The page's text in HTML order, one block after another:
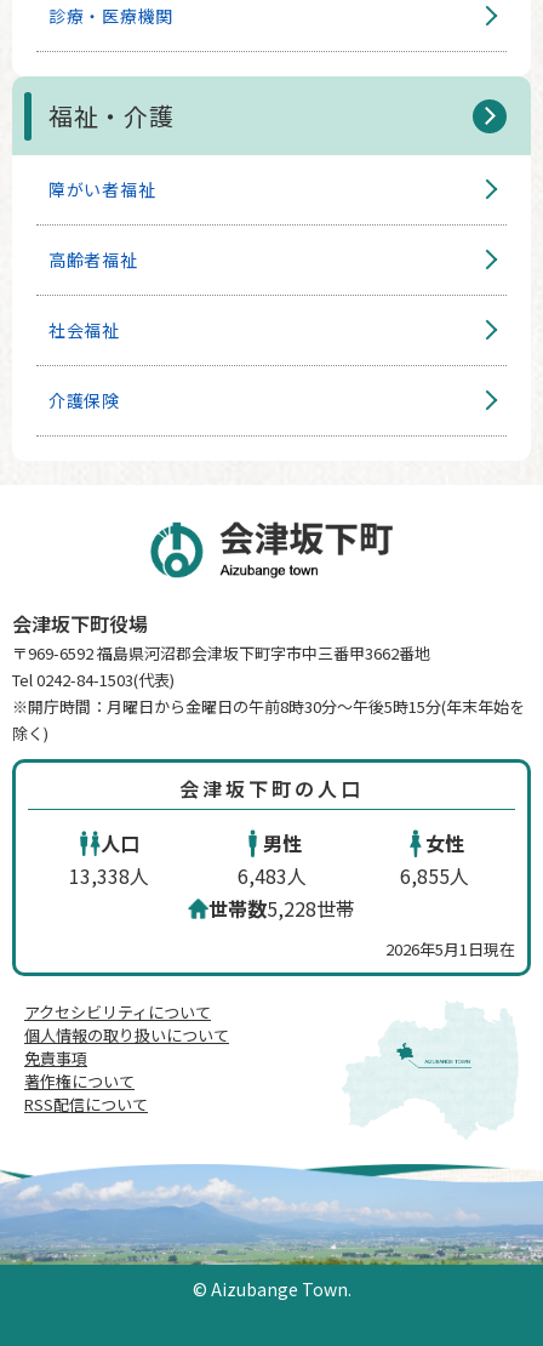
診療・医療機関
福祉・介護
障がい者福祉
高齢者福祉
社会福祉
介護保険
アクセシビリティについて
個人情報の取り扱いについて
免責事項
著作権について
RSS配信について
会津坂下町役場
〒969-6592 福島県河沼郡会津坂下町字市中三番甲3662番地
Tel 0242-84-1503(代表)
※開庁時間：月曜日から金曜日の午前8時30分～午後5時15分(年末年始を
除く)
会津坂下町の人口
人口
13,338人
男性
6,483人
女性
6,855人
世帯数5,228世帯
2026年5月1日現在
© Aizubange Town.